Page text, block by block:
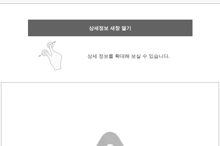
상세정보 새창 열기
상세 정보를 확대해 보실 수 있습니다.